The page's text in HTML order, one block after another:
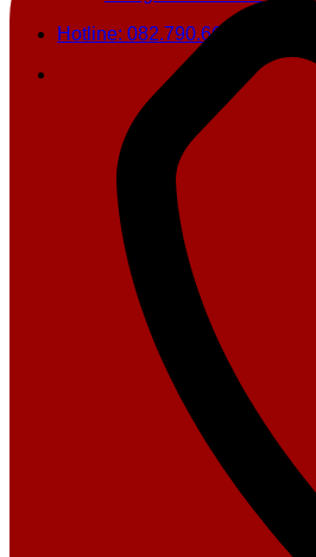
Hotline: 082.790.6666